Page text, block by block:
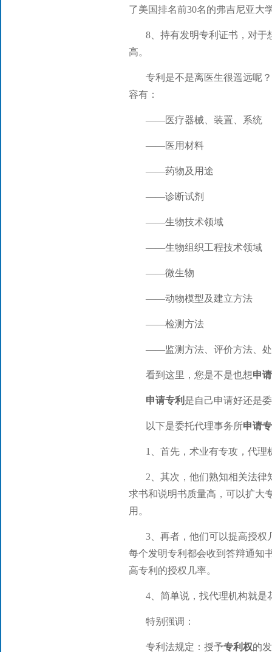
了美国排名前30名的弗吉尼亚大
8、持有发明专利证书，对
高。
专利是不是离医生很遥远呢
容有：
——医疗器械、装置、系统
——医用材料
——药物及用途
——诊断试剂
——生物技术领域
——生物组织工程技术领域
——微生物
——动物模型及建立方法
——检测方法
——监测方法、评价方法、
看到这里，您是不是也想申
申请专利 是自己申请好还是
以下是委托代理事务所申请
1、首先，术业有专攻，代
2、其次，他们熟知相关法
求书和说明书质量高，可以扩大
用。
3、再者，他们可以提高授
每个发明专利都会收到答辩通知
高专利 的授权几率。
4、简单说，找代理机构就
特别强调：
专利法规定：授予专利权的